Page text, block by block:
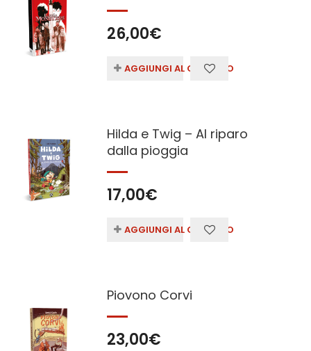
26,00€
AGGIUNGI AL CARRELLO
Hilda e Twig – Al riparo
dalla pioggia
17,00€
AGGIUNGI AL CARRELLO
Piovono Corvi
23,00€